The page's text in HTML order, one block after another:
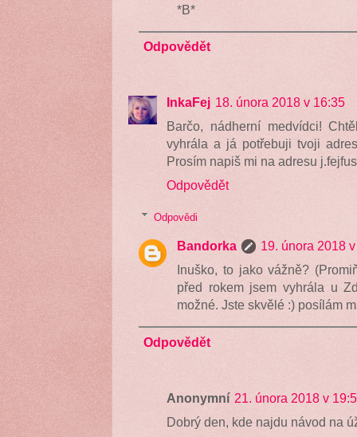
*B*
Odpovědět
InkaFej 18. února 2018 v 16:35
Barčo, nádherní medvídci!
vyhrála a já potřebuji tvoji
Prosím napiš mi na adresu
Odpovědět
Odpovědi
Bandorka
19. února 2018
Inuško, to jako vážně?
před rokem jsem vyhrála u
možné. Jste skvělé :) posílám
Odpovědět
Anonymní 21. února 2018 v
Dobrý den, kde najdu návod na